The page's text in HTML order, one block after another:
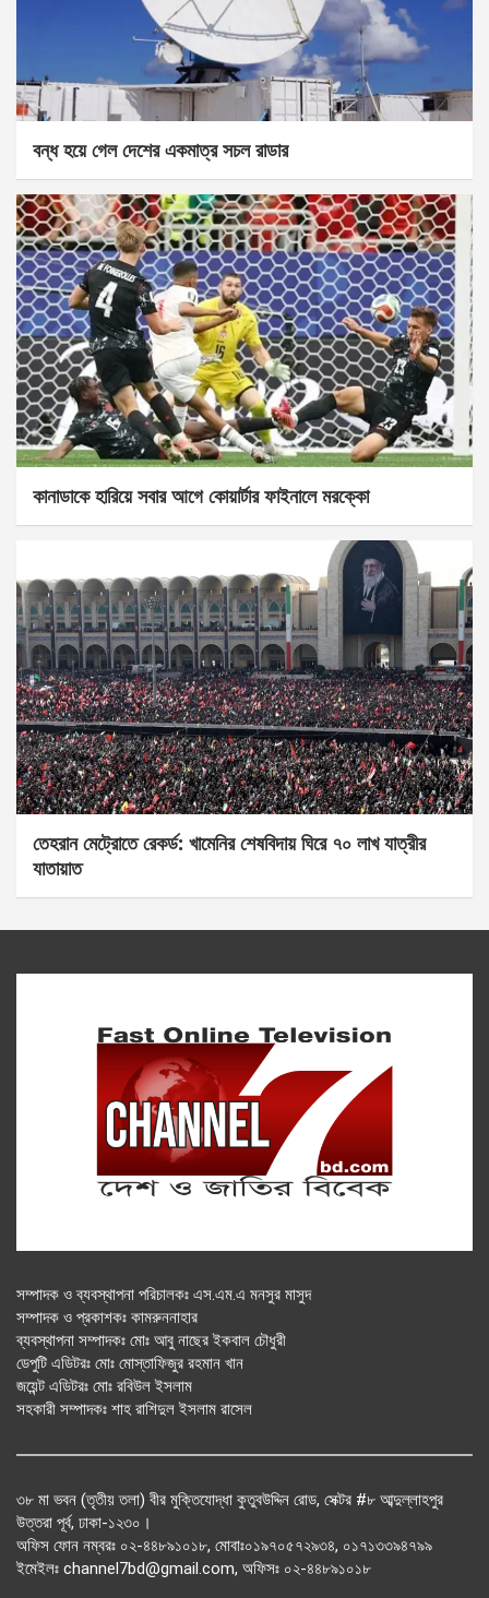
বন্ধ হয়ে গেল দেশের একমাত্র সচল রাডার
কানাডাকে হারিয়ে সবার আগে কোয়ার্টার ফাইনালে মরক্কো
তেহরান মেট্রোতে রেকর্ড: খামেনির শেষবিদায় ঘিরে ৭০ লাখ যাত্রীর
যাতায়াত
সম্পাদক ও ব্যবস্থাপনা পরিচালকঃ এস.এম.এ মনসুর মাসুদ
সম্পাদক ও প্রকাশকঃ কামরুননাহার
ব্যবস্থাপনা সম্পাদকঃ মোঃ আবু নাছের ইকবাল চৌধুরী
ডেপুটি এডিটরঃ মোঃ মোস্তাফিজুর রহমান খান
জয়েন্ট এডিটরঃ মোঃ রবিউল ইসলাম
সহকারী সম্পাদকঃ শাহ রাশিদুল ইসলাম রাসেল
৩৮ মা ভবন (তৃতীয় তলা) বীর মুক্তিযোদ্ধা কুতুবউদ্দিন রোড, সেক্টর #৮ আব্দুল্লাহপুর
উত্তরা পূর্ব, ঢাকা-১২৩০।
অফিস ফোন নম্বরঃ ০২-৪৪৮৯১০১৮, মোবাঃ০১৯৭০৫৭২৯৩৪, ০১৭১৩৩৯৪৭৯৯
ইমেইলঃ channel7bd@gmail.com, অফিসঃ ০২-৪৪৮৯১০১৮